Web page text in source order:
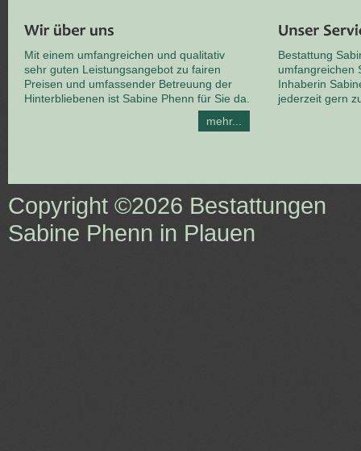
Mit einem umfangreichen und qualitativ
sehr guten Leistungsangebot zu fairen
Preisen und umfassender Betreuung der
Hinterbliebenen ist Sabine Phenn für Sie da.
mehr...
Bestattung
umfangreichen
Inhaberin
jederzeit gern
Copyright ©2026 Bestattungen
Sabine Phenn in Plauen